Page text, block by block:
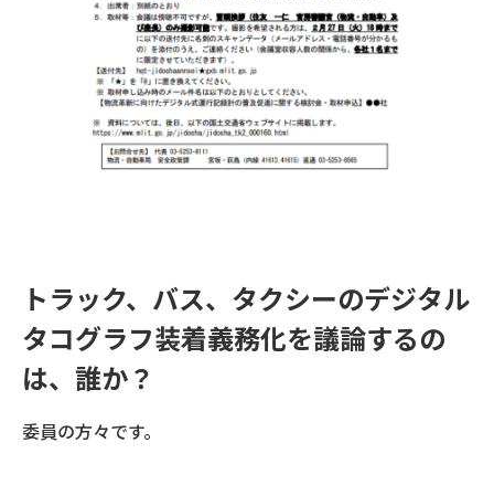
トラック、バス、タクシーのデジタル
タコグラフ装着義務化を議論するの
は、誰か？
委員の方々です。